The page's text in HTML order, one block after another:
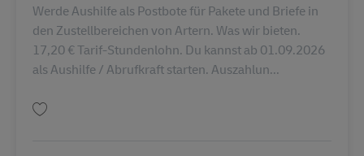
Werde Aushilfe als Postbote für Pakete und Briefe in
den Zustellbereichen von Artern. Was wir bieten.
17,20 € Tarif-Stundenlohn. Du kannst ab 01.09.2026
als Aushilfe / Abrufkraft starten. Auszahlun...